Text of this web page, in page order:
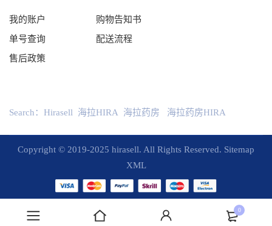
0
我的账户
单号查询
售后政策
购物告知书
配送流程
Search： Hirasell 海拉HIRA 海拉药房 海拉药房HIRA
Copyright © 2019-2025 hirasell. All Rights Reserved. Sitemap
XML